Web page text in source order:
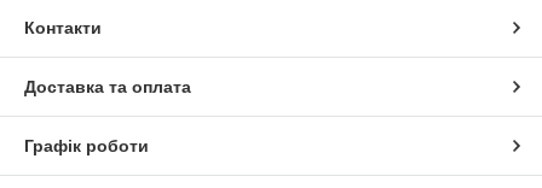
Контакти
Доставка та оплата
Графік роботи